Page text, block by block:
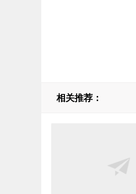
相关推荐：